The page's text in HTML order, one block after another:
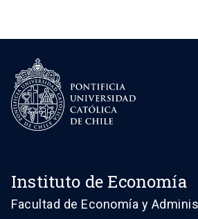
Instituto de Economía
Facultad de Economía y